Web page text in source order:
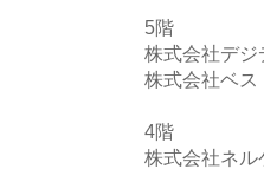
5階
株式会社デジ
株式会社ベス
4階
株式会社ネル